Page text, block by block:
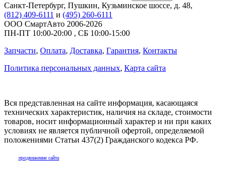
Санкт-Петербург, Пушкин, Кузьминское шоссе, д. 48,
(812) 409-6111 и (495) 260-6111
ООО СмартАвто 2006-2026
ПН-ПТ 10:00-20:00 , СБ 10:00-15:00
Запчасти, Оплата, Доставка, Гарантия, Контакты
Политика персональных данных, Карта сайта
Вся представленная на сайте информация, касающаяся
технических характеристик, наличия на складе, стоимости
товаров, носит информационный характер и ни при каких
условиях не является публичной офертой, определяемой
положениями Статьи 437(2) Гражданского кодекса РФ.
продвижение сайта